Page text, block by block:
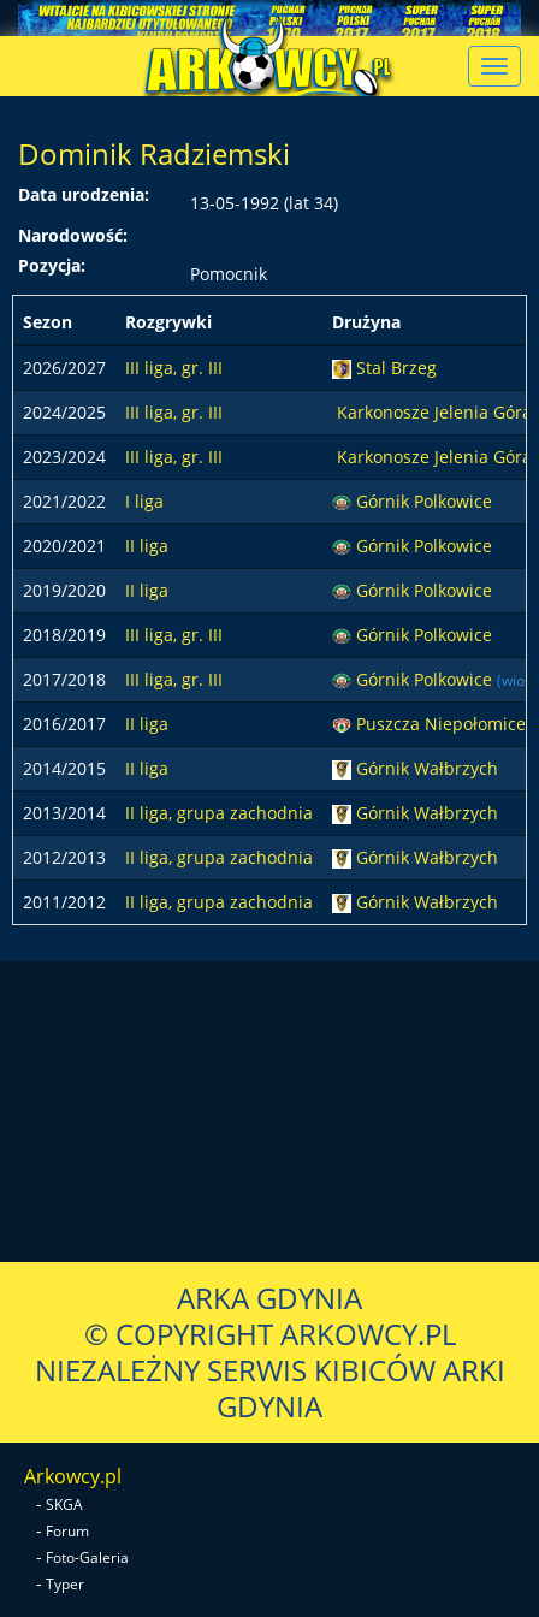
Dominik Radziemski
Data urodzenia:
13-05-1992 (lat 34)
Narodowość:
Pozycja:
Pomocnik
Sezon Rozgrywki
Drużyna
2026/2027
III liga, gr. III
Stal Brzeg
2024/2025
III liga, gr. III
Karkonosze Jelenia Góra
2023/2024
III liga, gr. III
Karkonosze Jelenia Góra
2021/2022
I liga
Górnik Polkowice
2020/2021
II liga
Górnik Polkowice
2019/2020
II liga
Górnik Polkowice
2018/2019
III liga, gr. III
Górnik Polkowice
2017/2018
III liga, gr. III Górnik Polkowice
2016/2017 II liga
Puszcza Niepołomice
2014/2015
II liga
Górnik Wałbrzych
2013/2014
II liga, grupa zachodnia
Górnik Wałbrzych
2012/2013
II liga, grupa zachodnia
Górnik Wałbrzych
2011/2012
II liga, grupa zachodnia Górnik Wałbrzych
ARKA GDYNIA
© COPYRIGHT ARKOWCY.PL
NIEZALEŻNY SERWIS KIBICÓW ARKI
GDYNIA
Arkowcy.pl
- SKGA
- Forum
- Foto-Galeria
- Typer